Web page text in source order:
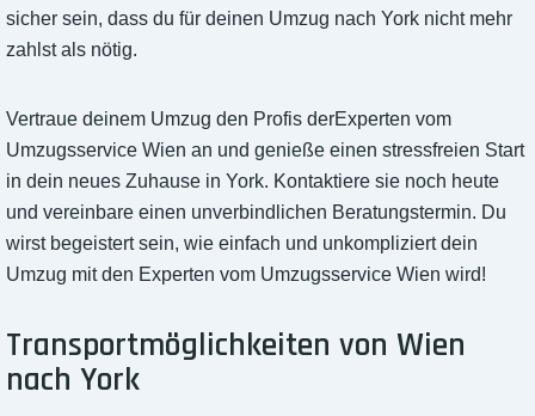
sicher sein, dass du für deinen Umzug nach York nicht mehr
zahlst als nötig.
Vertraue deinem Umzug den Profis derExperten vom
Umzugsservice Wien an und genieße einen stressfreien Start
in dein neues Zuhause in York. Kontaktiere sie noch heute
und vereinbare einen unverbindlichen Beratungstermin. Du
wirst begeistert sein, wie einfach und unkompliziert dein
Umzug mit den Experten vom Umzugsservice Wien wird!
Transportmöglichkeiten von Wien
nach York